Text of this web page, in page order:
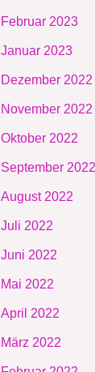
Februar 2023
Januar 2023
Dezember 2022
November 2022
Oktober 2022
September 2022
August 2022
Juli 2022
Juni 2022
Mai 2022
April 2022
März 2022